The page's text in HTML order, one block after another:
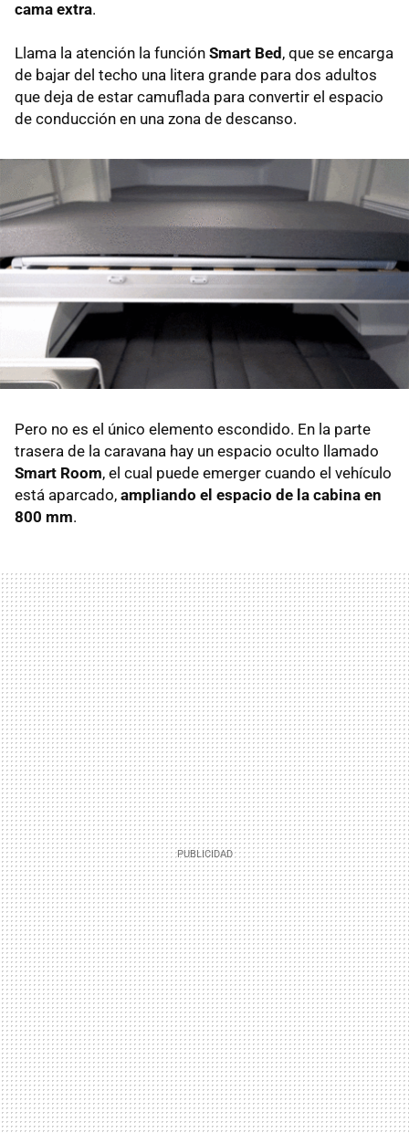
cama extra.
Llama la atención la función Smart Bed, que se encarga
de bajar del techo una litera grande para dos adultos
que deja de estar camuflada para convertir el espacio
de conducción en una zona de descanso.
Pero no es el único elemento escondido. En la parte
trasera de la caravana hay un espacio oculto llamado
Smart Room, el cual puede emerger cuando el vehículo
está aparcado, ampliando el espacio de la cabina en
800 mm.